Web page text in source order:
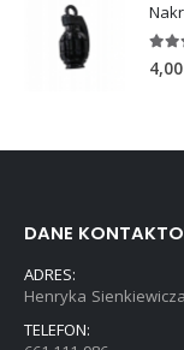
5.00
4,00
DANE
ADRES:
Henryka
TELEFON: